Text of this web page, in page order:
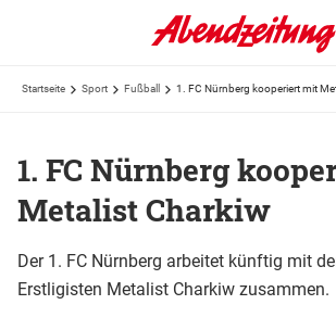
Startseite Sport Fußball 1. FC Nürnberg kooperiert mit
1. FC Nürnberg
Metalist Charkiw
Der 1. FC Nürnberg arbeitet künftig mit
Erstligisten Metalist Charkiw zusammen.